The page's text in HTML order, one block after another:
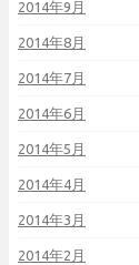
2014年9月
2014年8月
2014年7月
2014年6月
2014年5月
2014年4月
2014年3月
2014年2月